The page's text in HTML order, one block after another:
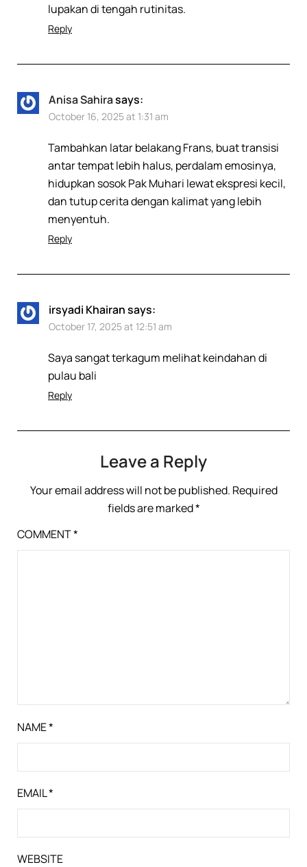
lupakan di tengah rutinitas.
Reply
Anisa Sahirasays:
October 16, 2025 at 1:31 am
Tambahkan latar belakang Frans, buat transisi
antar tempat lebih halus, perdalam emosinya,
hidupkan sosok Pak Muhari lewat ekspresi kecil,
dan tutup cerita dengan kalimat yang lebih
menyentuh.
Reply
irsyadi Khairansays:
October 17, 2025 at 12:51 am
Saya sangat terkagum melihat keindahan di
pulau bali
Reply
Leave a Reply
Your email address will not be published. Required
fields are marked*
COMMENT*
NAME*
EMAIL*
WEBSITE